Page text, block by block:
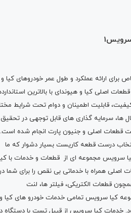
برای ارائه عملکرد و طول عمر خودروهای کیا و
اصلی کیا و هیوندای با بالاترین
قابلیت اطمینان و دوام تحت شرایط
سرمایه گذاری های قابل توجهی در
قطعات اصلی و جنیون پارت انجام شده است.
درست قطعه کاریست بسیار دشوار که ما
سرویس مجموعه ای از قطعات و خدمات با
اصلی همراه با خدماتی بی نقص را برای شما
همچون قطعات الکتریکی، فیلتر ها، لنت
کیا سرویس تمامی خدمات خودرو های کیا و
خدمات کیا سرویس از قبیل تست با دستگاه